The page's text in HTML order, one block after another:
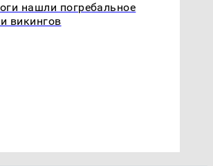
нашли погребальное
викингов